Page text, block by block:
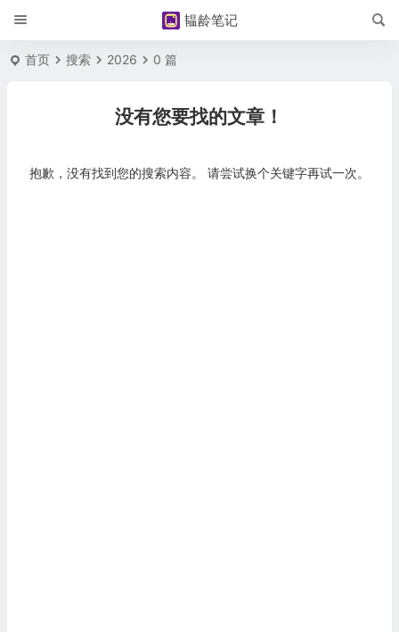
韫龄笔记
首页 搜索 2026 0 篇
没有您要找的文章！
抱歉，没有找到您的搜索内容。 请尝试换个关键字再试一次。